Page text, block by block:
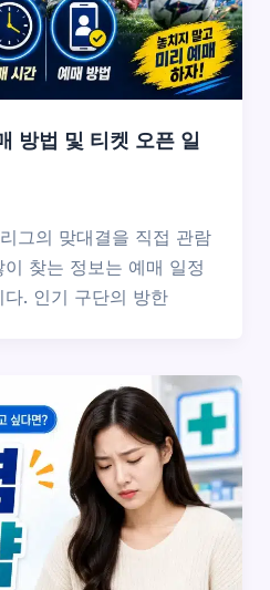
방법 및 티켓 오픈 일
그의 맞대결을 직접 관람
찾는 정보는 예매 일정
. 인기 구단의 방한